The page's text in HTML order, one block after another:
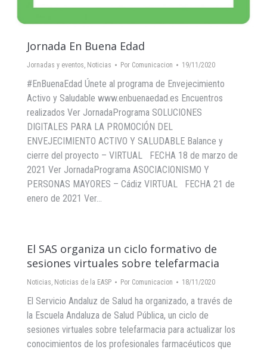
Jornada En Buena Edad
Jornadas y eventos, Noticias Por Comunicacion 19/11/2020
#EnBuenaEdad Únete al programa de Envejecimiento
Activo y Saludable www.enbuenaedad.es Encuentros
realizados Ver JornadaPrograma SOLUCIONES
DIGITALES PARA LA PROMOCIÓN DEL
ENVEJECIMIENTO ACTIVO Y SALUDABLE Balance y
cierre del proyecto – VIRTUAL FECHA 18 de marzo de
2021 Ver JornadaPrograma ASOCIACIONISMO Y
PERSONAS MAYORES – Cádiz VIRTUAL FECHA 21 de
enero de 2021 Ver…
El SAS organiza un ciclo formativo de
sesiones virtuales sobre telefarmacia
Noticias, Noticias de la EASP Por Comunicacion 18/11/2020
El Servicio Andaluz de Salud ha organizado, a través de
la Escuela Andaluza de Salud Pública, un ciclo de
sesiones virtuales sobre telefarmacia para actualizar los
conocimientos de los profesionales farmacéuticos que